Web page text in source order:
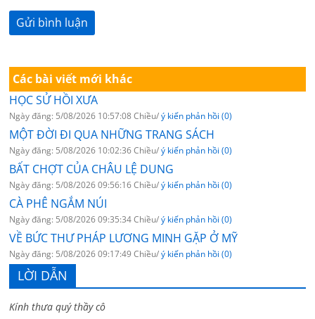
Các bài viết mới khác
HỌC SỬ HỒI XƯA
Ngày đăng: 5/08/2026 10:57:08 Chiều/ý kiến phản hồi (0)
MỘT ĐỜI ĐI QUA NHỮNG TRANG SÁCH
Ngày đăng: 5/08/2026 10:02:36 Chiều/ý kiến phản hồi (0)
BẤT CHỢT CỦA CHÂU LỆ DUNG
Ngày đăng: 5/08/2026 09:56:16 Chiều/ý kiến phản hồi (0)
CÀ PHÊ NGẮM NÚI
Ngày đăng: 5/08/2026 09:35:34 Chiều/ý kiến phản hồi (0)
VỀ BỨC THƯ PHÁP LƯƠNG MINH GẶP Ở MỸ
Ngày đăng: 5/08/2026 09:17:49 Chiều/ý kiến phản hồi (0)
LỜI DẪN
Kính thưa quý thầy cô